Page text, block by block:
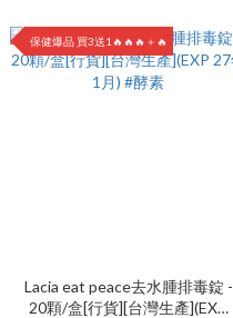
保健爆品 買3送1🔥🔥🔥＋🔥
Lacia eat peace去水腫排毒錠 -
20顆/盒[行貨][台灣生產](EXP